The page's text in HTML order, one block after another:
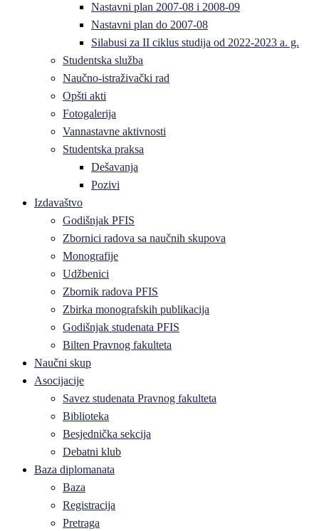
Nastavni plan 2007-08 i 2008-09
Nastavni plan do 2007-08
Silabusi za II ciklus studija od 2022-2023 a. g.
Studentska služba
Naučno-istraživački rad
Opšti akti
Fotogalerija
Vannastavne aktivnosti
Studentska praksa
Dešavanja
Pozivi
Izdavaštvo
Godišnjak PFIS
Zbornici radova sa naučnih skupova
Monografije
Udžbenici
Zbornik radova PFIS
Zbirka monografskih publikacija
Godišnjak studenata PFIS
Bilten Pravnog fakulteta
Naučni skup
Asocijacije
Savez studenata Pravnog fakulteta
Biblioteka
Besjednička sekcija
Debatni klub
Baza diplomanata
Baza
Registracija
Pretraga